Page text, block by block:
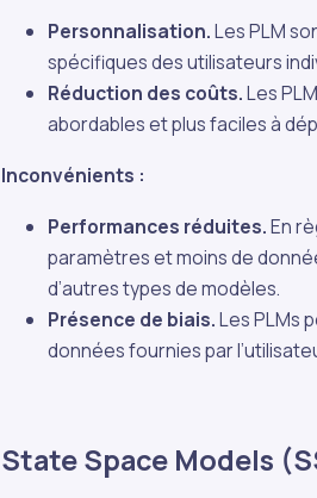
Personnalisation.Les PLM
spécifiques des utilisateurs
Réduction des coûts.Les
abordables et plus faciles à
Inconvénients :
Performances réduites.En
paramètres et moins de
d’autres types de modèles.
Présence de biais.Les PLMs
données fournies par
State Space Models